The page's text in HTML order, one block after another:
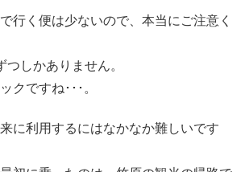
行く便は少ないので、本当にご注意く
しかありません。
クですね･･･。
に利用するにはなかなか難しいです